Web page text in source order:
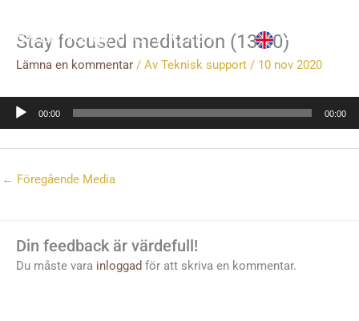
innehåll
Stay focused meditation (13:40)
Lämna en kommentar / Av Teknisk support / 10 nov 2020
Ljudspelare
00:00 00:00
← Föregående Media
Din feedback är värdefull!
Du måste vara inloggad för att skriva en kommentar.